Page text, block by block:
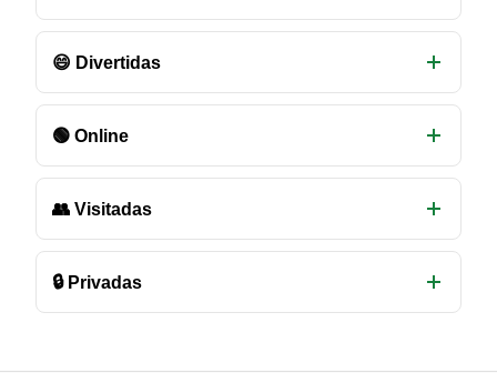
😄 Divertidas
🟢 Online
👥 Visitadas
🔒 Privadas